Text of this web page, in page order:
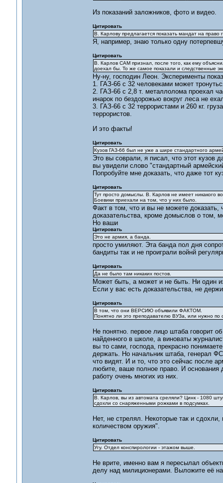
Из показаний заложников, фото и видео.
Цитировать
В. Карлову предлагается показать мандат на право
Я, например, знаю только одну
Цитировать
В. Карлов САМ признал, после того, как ему
доехал бы. То же самое показали и следственные
Ну-ну, господин Леон. Эксперименты
1. ГАЗ-66 с 32 человеками может
2. ГАЗ-66 с 2,8 т. металлолома проехал
инарок по бездорожью вокруг леса не
3. ГАЗ-66 с 32 террористами и 260 кг.
террористов.
И это факты!
Цитировать
Кузов ГАЗ-66 был не уже а шире стандартного
Это вы соврали, я писал, что этот кузов
вы увидели слово "стандартный
Попробуйте мне доказать, что даже тот
Цитировать
Тут просто домыслы. В. Карлов не имеет никакого
Боевики приехали на том, что у них было.
Факт в том, что и вы не можете
доказательства, кроме домыслов о том,
Но ваши
Цитировать
Это не армия, а банда.
просто умиляют. Эта банда пол дня
бандиты так и не проиграли войнй
Цитировать
Да не было там никаких постов.
Может быть, а может и не быть. Ни один
Если у вас есть доказательства, не
Цитировать
В том, что они ВЕРСИЮ объявили ФАКТОМ.
Понятно ли это преподавателю ВУЗа, или нужно по
Не понятно. первое лицо штаба говорит
найденного в школе, а виноваты
вы то сами, господа, прекрасно
держать. Но начальник штаба, генерал
что видят. И и то, что это сейчас после
любите, ваше полное право. И основания
работу очень многих из них.
Цитировать
В. Карлов, вы из автомата среляли? Цинк - 1080
сдохли со снаряженными рожками в подсумках.
Нет, не стрелял. Некоторые так и
количеством оружия".
Цитировать
Угу. Отдел конспирологии - этажом выше.
Не врите, именно вам я пересылал
делу над милиционерами. Выложите её